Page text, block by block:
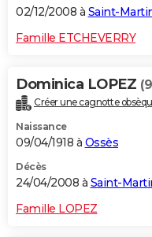
02/12/2008 à Saint-
Famille ETCHEVERRY
Dominica LOPEZ
Créer une cagnotte
Naissance
09/04/1918 à Ossès
Décès
24/04/2008 à Saint-
Famille LOPEZ